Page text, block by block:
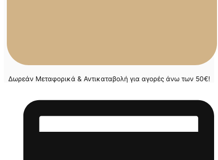
Δωρεάν Μεταφορικά & Αντικαταβολή για αγορές άνω των 50€!